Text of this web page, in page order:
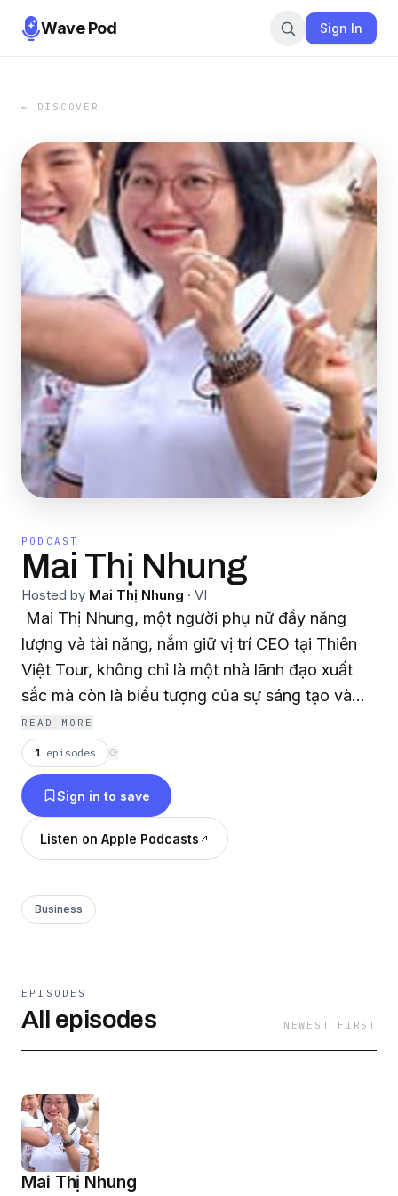
Wave Pod Sign In
← DISCOVER
PODCAST
Mai Thị Nhung
Hosted by Mai Thị Nhung · VI
Mai Thị Nhung, một người phụ nữ đầy năng
lượng và tài năng, nắm giữ vị trí CEO tại Thiên
Việt Tour, không chỉ là một nhà lãnh đạo xuất
sắc mà còn là biểu tượng của sự sáng tạo và
thành công trong ngành du lịch. Với hơn một
thập kỷ tích lũy kinh nghiệm, bà Nhung đã xây
dựng Thiên Việt Tour thành một thương hiệu uy
tín, đem đến những trải nghiệm du lịch độc đáo
cho du khách
READ MORE
1 episodes ⟳
Sign in to save
Listen on Apple Podcasts
Business
EPISODES
All episodes NEWEST FIRST
Mai Thị Nhung